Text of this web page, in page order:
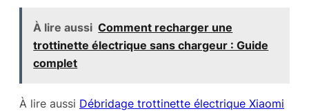
À lire aussi Comment recharger une
trottinette électrique sans chargeur : Guide
complet
À lire aussi Débridage trottinette électrique Xiaomi